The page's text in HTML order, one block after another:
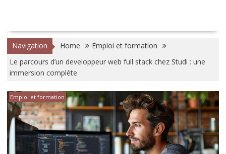
Navigation Home
Emploi et formation
Le parcours d’un developpeur web full stack chez Studi : une
immersion complète
Emploi et formation